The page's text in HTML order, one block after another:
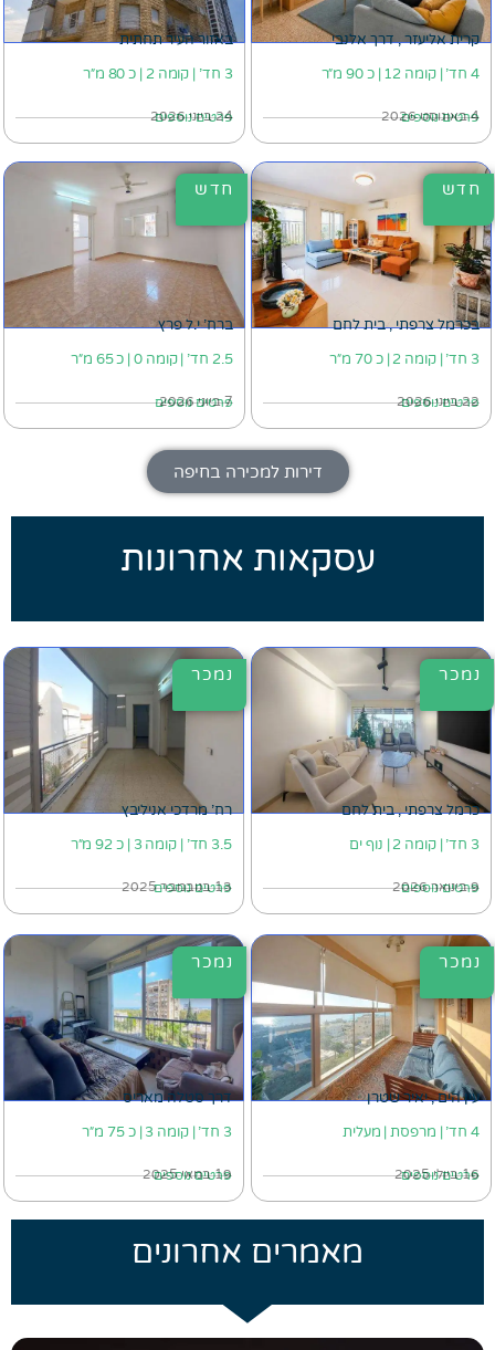
קרית אליעזר , דרך אלנבי
4 חד' | קומה 12 | כ 90 מ״ר
פרטים נוספים
4 באוגוסט 2026
באזור העיר תחתית
3 חד' | קומה 2 | כ 80 מ״ר
פרטים נוספים
24 ביוני 2026
חדש
בכרמל צרפתי , בית לחם
3 חד' | קומה 2 | כ 70 מ״ר
פרטים נוספים
22 ביוני 2026
חדש
ברח' י.ל פרץ
2.5 חד' | קומה 0 | כ 65 מ״ר
פרטים נוספים
7 ביוני 2026
דירות למכירה בחיפה
עסקאות אחרונות
נמכר
כרמל צרפתי , בית לחם
3 חד' | קומה 2 | נוף ים
פרטים נוספים
9 בינואר 2026
נמכר
רח' מרדכי אניליבץ
3.5 חד' | קומה 3 | כ 92 מ״ר
פרטים נוספים
13 בנובמבר 2025
נמכר
עין הים , יאיר שטרן
4 חד' | מרפסת | מעלית
פרטים נוספים
16 ביולי 2025
נמכר
דרך סטלה מאריס
3 חד' | קומה 3 | כ 75 מ״ר
פרטים נוספים
19 במאי 2025
מאמרים אחרונים